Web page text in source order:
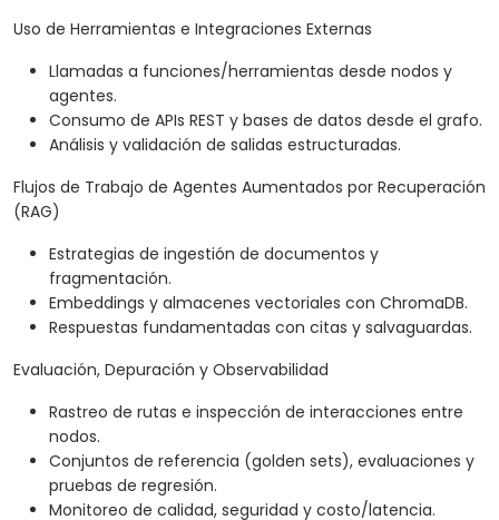
Uso de Herramientas e Integraciones Externas
Llamadas a funciones/herramientas desde nodos y
agentes.
Consumo de APIs REST y bases de datos desde el grafo.
Análisis y validación de salidas estructuradas.
Flujos de Trabajo de Agentes Aumentados por Recuperación
(RAG)
Estrategias de ingestión de documentos y
fragmentación.
Embeddings y almacenes vectoriales con ChromaDB.
Respuestas fundamentadas con citas y salvaguardas.
Evaluación, Depuración y Observabilidad
Rastreo de rutas e inspección de interacciones entre
nodos.
Conjuntos de referencia (golden sets), evaluaciones y
pruebas de regresión.
Monitoreo de calidad, seguridad y costo/latencia.